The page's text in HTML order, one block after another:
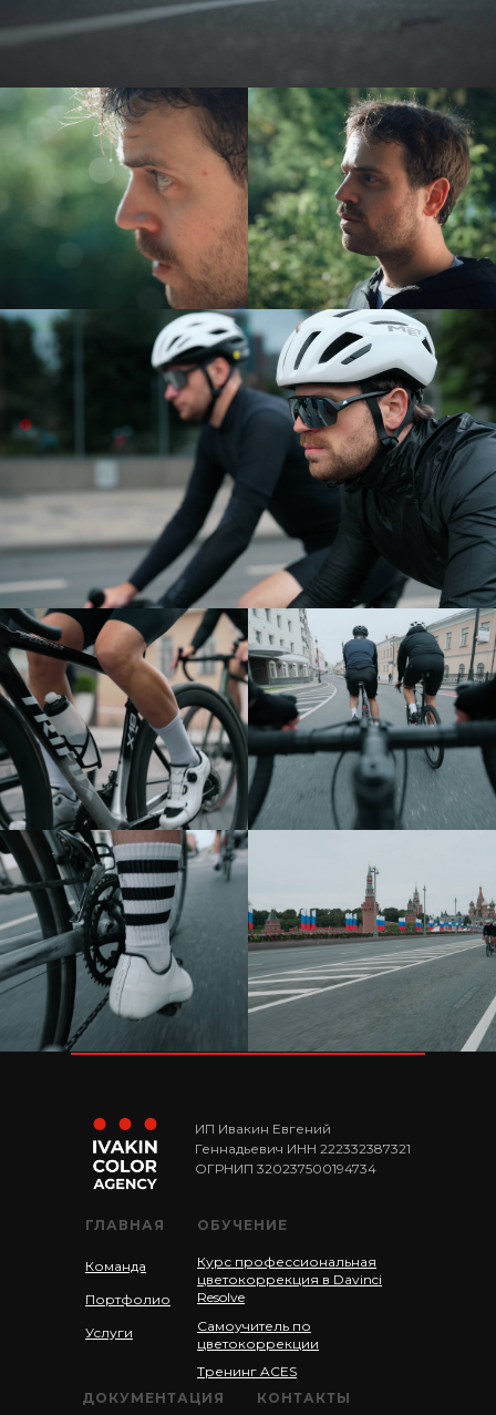
ГЛАВНАЯ
Команда
Портфолио
Услуги
ОБУЧЕНИЕ
Курс профессиональная
цветокоррекция в Davinci
Resolve
ДОКУМЕНТАЦИЯ
ИП Ивакин Евгений
Геннадьевич ИНН 222332387321
ОГРНИП 320237500194734
Тренинг ACES
Самоучитель по
цветокоррекции
КОНТАКТЫ